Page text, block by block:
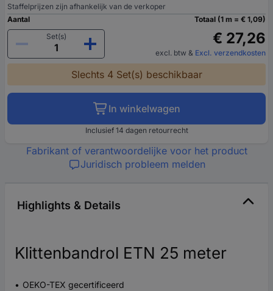
Staffelprijzen zijn afhankelijk van de verkoper
Aantal
Set(s)
Totaal (1 m = € 1,09)
€ 27,26
excl. btw & Excl. verzendkosten
Slechts 4 Set(s) beschikbaar
In winkelwagen
Inclusief 14 dagen retourrecht
Fabrikant of verantwoordelijke voor het product
Juridisch probleem melden
Highlights & Details
Klittenbandrol ETN 25 meter
OEKO-TEX gecertificeerd